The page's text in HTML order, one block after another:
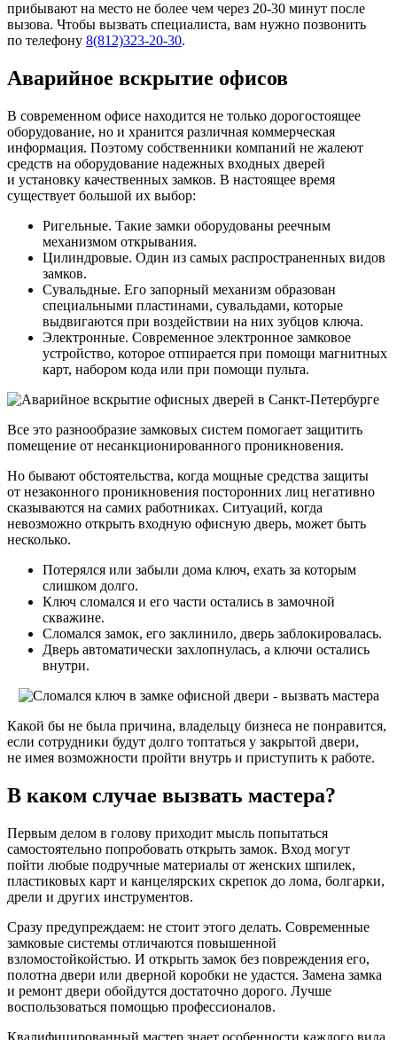
прибывают на место не более чем через 20-30 минут после
вызова. Чтобы вызвать специалиста, вам нужно позвонить
по телефону 8(812)323-20-30.
Аварийное вскрытие офисов
В современном офисе находится не только дорогостоящее
оборудование, но и хранится различная коммерческая
информация. Поэтому собственники компаний не жалеют
средств на оборудование надежных входных дверей
и установку качественных замков. В настоящее время
существует большой их выбор:
Ригельные. Такие замки оборудованы реечным
механизмом открывания.
Цилиндровые. Один из самых распространенных видов
замков.
Сувальдные. Его запорный механизм образован
специальными пластинами, сувальдами, которые
выдвигаются при воздействии на них зубцов ключа.
Электронные. Современное электронное замковое
устройство, которое отпирается при помощи магнитных
карт, набором кода или при помощи пульта.
Все это разнообразие замковых систем помогает защитить
помещение от несанкционированного проникновения.
Но бывают обстоятельства, когда мощные средства защиты
от незаконного проникновения посторонних лиц негативно
сказываются на самих работниках. Ситуаций, когда
невозможно открыть входную офисную дверь, может быть
несколько.
Потерялся или забыли дома ключ, ехать за которым
слишком долго.
Ключ сломался и его части остались в замочной
скважине.
Сломался замок, его заклинило, дверь заблокировалась.
Дверь автоматически захлопнулась, а ключи остались
внутри.
Какой бы не была причина, владельцу бизнеса не понравится,
если сотрудники будут долго топтаться у закрытой двери,
не имея возможности пройти внутрь и приступить к работе.
В каком случае вызвать мастера?
Первым делом в голову приходит мысль попытаться
самостоятельно попробовать открыть замок. Вход могут
пойти любые подручные материалы от женских шпилек,
пластиковых карт и канцелярских скрепок до лома, болгарки,
дрели и других инструментов.
Сразу предупреждаем: не стоит этого делать. Современные
замковые системы отличаются повышенной
взломостойкойстью. И открыть замок без повреждения его,
полотна двери или дверной коробки не удастся. Замена замка
и ремонт двери обойдутся достаточно дорого. Лучше
воспользоваться помощью профессионалов.
Квалифицированный мастер знает особенности каждого вида